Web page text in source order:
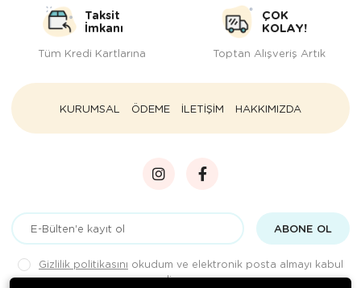
Taksit
İmkanı
Tüm Kredi Kartlarına
ÇOK
KOLAY!
Toptan Alışveriş Artık
KURUMSAL ÖDEME İLETİŞİM HAKKIMIZDA
ABONE OL
Gizlilik politikasını okudum ve elektronik posta almayı kabul
ediyorum.